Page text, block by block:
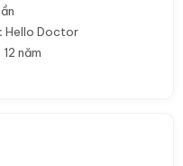
Hello Doctor
12 năm